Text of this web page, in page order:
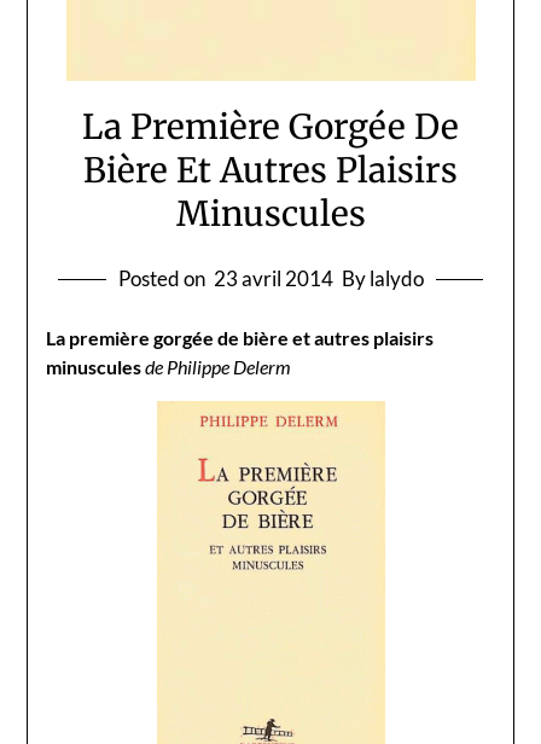
La Première Gorgée De
Bière Et Autres Plaisirs
Minuscules
Posted on 23 avril 2014 By lalydo
La première gorgée de bière et autres plaisirs
minusculesde Philippe Delerm